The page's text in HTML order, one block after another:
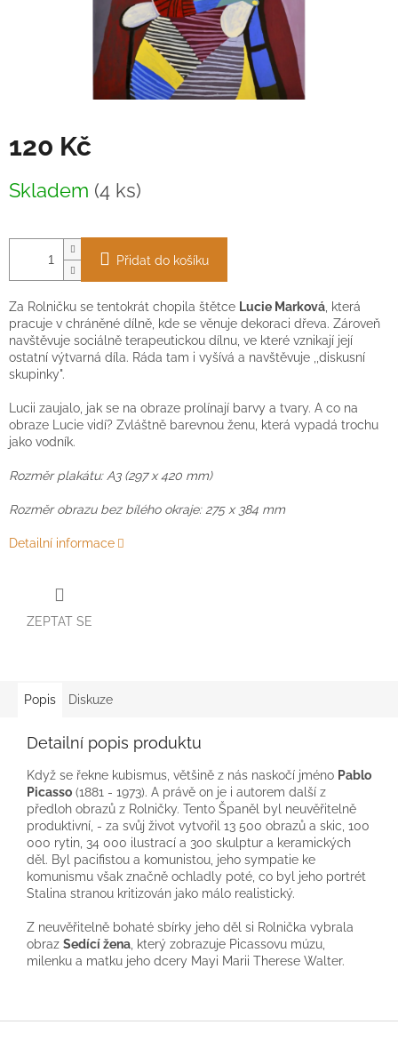
120 Kč
cena:
Skladem (4 ks)
Přidat do košíku
Za Rolničku se tentokrát chopila štětce Lucie Marková, která
pracuje v chráněné dílně, kde se věnuje dekoraci dřeva. Zároveň
navštěvuje sociálně terapeutickou dílnu, ve které vznikají její
ostatní výtvarná díla. Ráda tam i vyšívá a navštěvuje ,,diskusní
skupinky".
Lucii zaujalo, jak se na obraze prolínají barvy a tvary. A co na
obraze Lucie vidí? Zvláštně barevnou ženu, která vypadá trochu
jako vodník.
Rozměr plakátu: A3 (297 x 420 mm)
Rozměr obrazu bez bílého okraje: 275 x 384 mm
Detailní informace
ZEPTAT SE
Popis Diskuze
Detailní popis produktu
Když se řekne kubismus, většině z nás naskočí jméno Pablo
Picasso (1881 - 1973). A právě on je i autorem další z
předloh obrazů z Rolničky. Tento Španěl byl neuvěřitelně
produktivní, - za svůj život vytvořil 13 500 obrazů a skic, 100
000 rytin, 34 000 ilustrací a 300 skulptur a keramických
děl. Byl pacifistou a komunistou, jeho sympatie ke
komunismu však značně ochladly poté, co byl jeho portrét
Stalina stranou kritizován jako málo realistický.
Z neuvěřitelně bohaté sbírky jeho děl si Rolnička vybrala
obraz Sedící žena , který zobrazuje Picassovu múzu,
milenku a matku jeho dcery Mayi Marii Therese Walter.